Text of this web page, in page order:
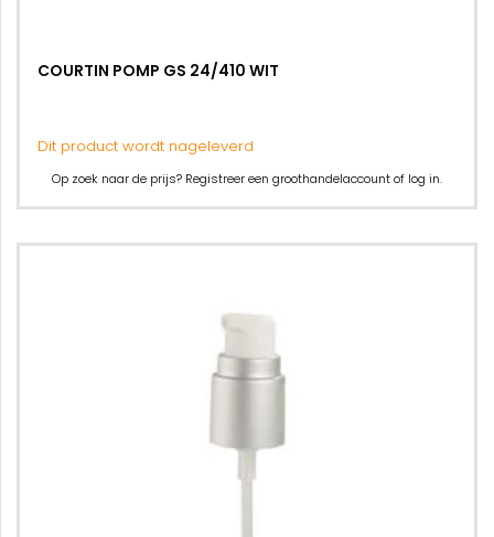
COURTIN POMP GS 24/410 WIT
Dit product wordt nageleverd
Op zoek naar de prijs? Registreer een groothandelaccount of log in.